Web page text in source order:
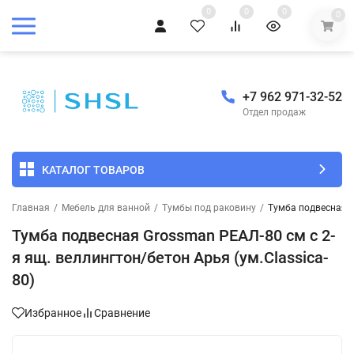
0 0 0 0
+7 962 971-32-52
Отдел продаж
КАТАЛОГ ТОВАРОВ
Главная / Мебель для ванной / Тумбы под раковину / Тумба подвесная
Тумба подвесная Grossman РЕАЛ-80 см с 2-
я ящ. веллингтон/бетон Арья (ум.Classica-
80)
Избранное Сравнение